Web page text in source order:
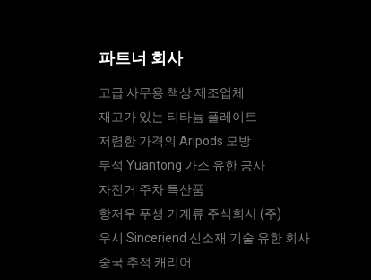
파트너 회사
고급 사무용 책상 제조업체
재고가 있는 티타늄 플레이트
저렴한 가격의 Aripods 모방
무석 Yuantong 가스 유한 공사
자전거 주차 특산품
항저우 푸셩 기계류 주식회사 (주)
우시 Sinceriend 신소재 기술 유한 회사
중국 추적 캐리어